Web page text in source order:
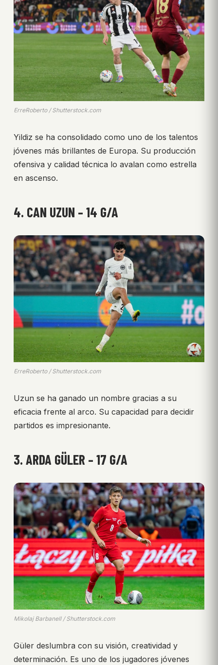
ErreRoberto / Shutterstock.com
Yildiz se ha consolidado como uno de los talentos
jóvenes más brillantes de Europa. Su producción
ofensiva y calidad técnica lo avalan como estrella
en ascenso.
4. CAN UZUN – 14 G/A
ErreRoberto / Shutterstock.com
Uzun se ha ganado un nombre gracias a su
eficacia frente al arco. Su capacidad para decidir
partidos es impresionante.
3. ARDA GÜLER – 17 G/A
Mikolaj Barbanell / Shutterstock.com
Güler deslumbra con su visión, creatividad y
determinación. Es uno de los jugadores jóvenes